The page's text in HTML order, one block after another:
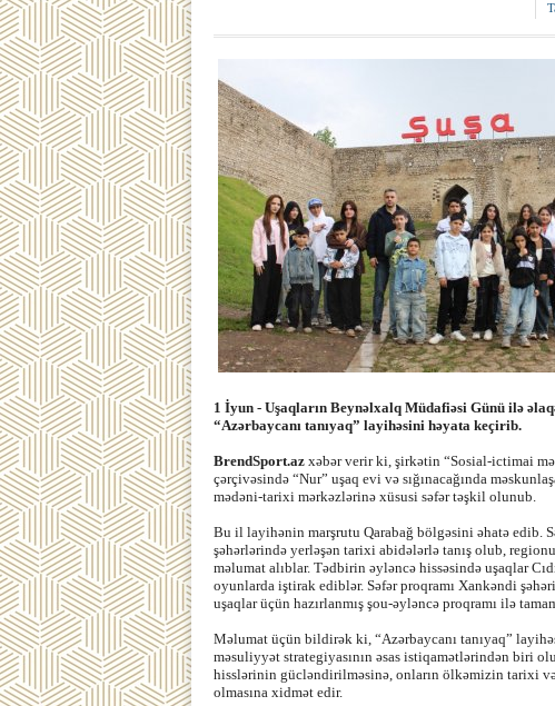
1 İyun - Uşaqların Beynəlxalq Müdafiəsi Günü ilə
“Azərbaycanı tanıyaq” layihəsini həyata keçirib.
BrendSport.az xəbər verir ki, şirkətin “Sosial-ictimai
çərçivəsində “Nur” uşaq evi və sığınacağında
mədəni-tarixi mərkəzlərinə xüsusi səfər təşkil olunub.
Bu il layihənin marşrutu Qarabağ bölgəsini əhatə edib.
şəhərlərində yerləşən tarixi abidələrlə tanış olub,
məlumat alıblar. Tədbirin əyləncə hissəsində uşaqlar
oyunlarda iştirak ediblər. Səfər proqramı Xankəndi
uşaqlar üçün hazırlanmış şou-əyləncə proqramı ilə
Məlumat üçün bildirək ki, “Azərbaycanı tanıyaq”
məsuliyyət strategiyasının əsas istiqamətlərindən biri
hisslərinin gücləndirilməsinə, onların ölkəmizin tarixi
olmasına xidmət edir.